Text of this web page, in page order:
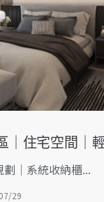
｜住宅空間｜
｜系統收納櫃...
29